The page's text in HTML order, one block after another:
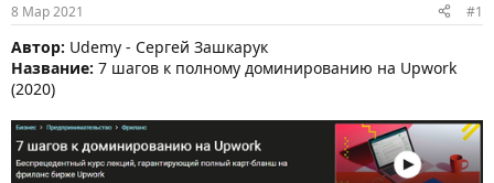
м
ы
а
л
а
8 Мар 2021 #1
Автор: Udemy - Сергей Зашкарук
Название: 7 шагов к полному доминированию на Upwork
(2020)